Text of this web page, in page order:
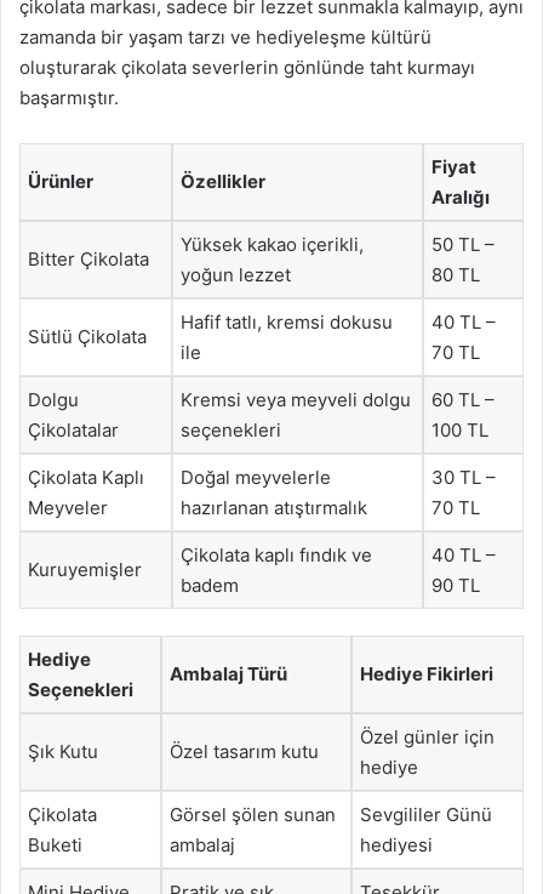
çikolata markası, sadece bir lezzet sunmakla kalmayıp, aynı
zamanda bir yaşam tarzı ve hediyeleşme kültürü
oluşturarak çikolata severlerin gönlünde taht kurmayı
başarmıştır.
Ürünler Özellikler
Fiyat
Aralığı
Bitter Çikolata
Yüksek kakao içerikli,
yoğun lezzet
50 TL –
80 TL
Sütlü Çikolata
Hafif tatlı, kremsi dokusu
ile
40 TL –
70 TL
Dolgu
Çikolatalar
Kremsi veya meyveli dolgu
seçenekleri
60 TL –
100 TL
Çikolata Kaplı
Meyveler
Doğal meyvelerle
hazırlanan atıştırmalık
30 TL –
70 TL
Kuruyemişler
Çikolata kaplı fındık ve
badem
40 TL –
90 TL
Hediye
Seçenekleri
Ambalaj Türü Hediye Fikirleri
Şık Kutu Özel tasarım kutu
Özel günler için
hediye
Çikolata
Buketi
Görsel şölen sunan
ambalaj
Sevgililer Günü
hediyesi